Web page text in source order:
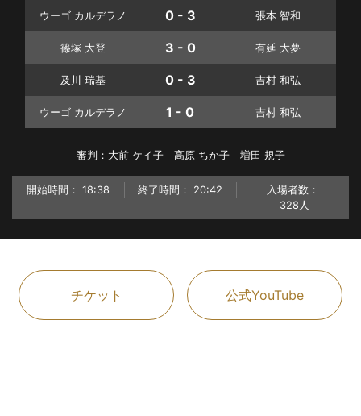
ウーゴ カルデラノ 0 - 3 張本 智和
篠塚 大登 3 - 0 有延 大夢
及川 瑞基 0 - 3 吉村 和弘
ウーゴ カルデラノ 1 - 0 吉村 和弘
審判：大前 ケイ子 高原 ちか子 増田 規子
開始時間： 18:38 終了時間： 20:42
入場者数：
328人
チケット 公式YouTube